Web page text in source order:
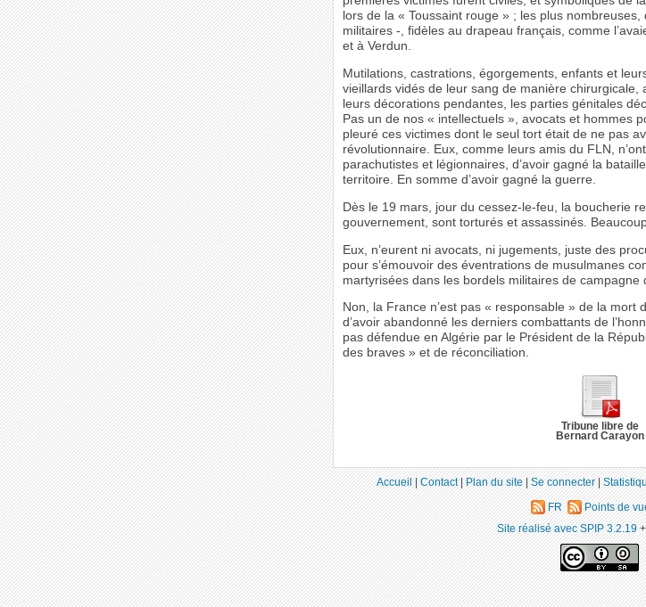
lors de la « Toussaint rouge » ; les plus
militaires -, fidèles au drapeau français, comme
et à Verdun.
Mutilations, castrations, égorgements, enfants et
vieillards vidés de leur sang de manière chirurgicale,
leurs décorations pendantes, les parties génitales
Pas un de nos « intellectuels », avocats et hommes
pleuré ces victimes dont le seul tort était de ne pas
révolutionnaire. Eux, comme leurs amis du FLN,
parachutistes et légionnaires, d’avoir gagné la
territoire. En somme d’avoir gagné la guerre.
Dès le 19 mars, jour du cessez-le-feu, la boucherie
gouvernement, sont torturés et assassinés.
Eux, n’eurent ni avocats, ni jugements, juste des
pour s’émouvoir des éventrations de musulmanes
martyrisées dans les bordels militaires de campagne
Non, la France n’est pas « responsable » de la mort
d’avoir abandonné les derniers combattants de
pas défendue en Algérie par le Président de la
des braves » et de réconciliation.
Tribune libre de
Bernard Carayon
Accueil|Contact|Plan du site|Se connecter|
FR Points de
Site réalisé avec SPIP 3.2.19